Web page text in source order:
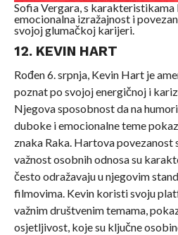
Sofia Vergara, s karakteristikama
emocionalna izražajnost i
svojoj glumačkoj karijeri.
12. KEVIN HART
Rođen 6. srpnja, Kevin Hart je
poznat po svojoj energičnoj i
Njegova sposobnost da na
duboke i emocionalne teme
znaka Raka. Hartova povezanost
važnost osobnih odnosa su
često odražavaju u njegovim
filmovima. Kevin koristi svoju
važnim društvenim temama,
osjetljivost, koje su ključne